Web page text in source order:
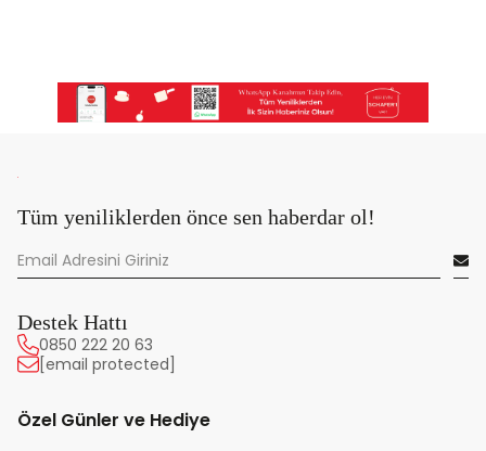
Tüm yeniliklerden önce sen haberdar ol!
Destek Hattı
0850 222 20 63
[email protected]
Özel Günler ve Hediye